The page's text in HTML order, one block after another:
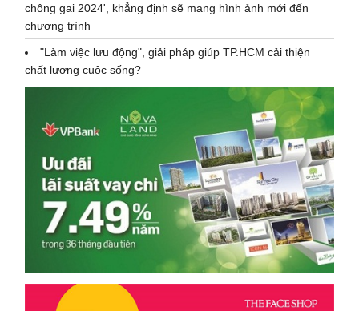
chông gai 2024', khẳng định sẽ mang hình ảnh mới đến
chương trình
"Làm việc lưu động", giải pháp giúp TP.HCM cải thiện
chất lượng cuộc sống?